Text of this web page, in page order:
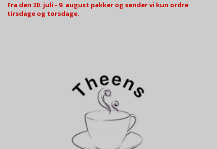
Fra den 20. juli - 9. august pakker og sender vi kun ordre
tirsdage og torsdage.